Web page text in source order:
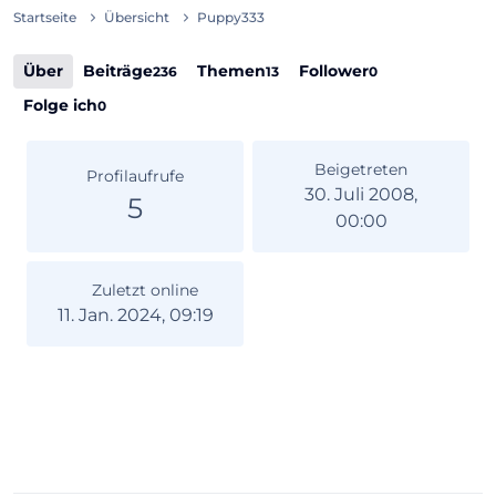
Startseite Übersicht Puppy333
Über Beiträge236 Themen13 Follower0
Folge ich0
Profilaufrufe
5
Beigetreten
30. Juli 2008,
00:00
Zuletzt online
11. Jan. 2024, 09:19